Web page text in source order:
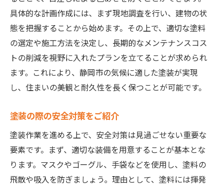
具体的な計画作成には、まず現地調査を行い、建物の状
態を把握することから始めます。その上で、適切な塗料
の選定や施工方法を決定し、長期的なメンテナンスコス
トの削減を視野に入れたプランを立てることが求められ
ます。これにより、静岡市の気候に適した塗装が実現
し、住まいの美観と耐久性を長く保つことが可能です。
塗装の際の安全対策をご紹介
塗装作業を進める上で、安全対策は見過ごせない重要な
要素です。まず、適切な装備を用意することが基本とな
ります。マスクやゴーグル、手袋などを使用し、塗料の
飛散や吸入を防ぎましょう。理由として、塗料には揮発